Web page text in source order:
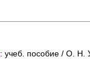
: учеб. пособие / О.